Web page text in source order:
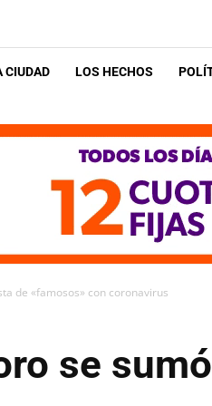
CIUDAD LOS HECHOS
de «famosos» con coronavirus
se